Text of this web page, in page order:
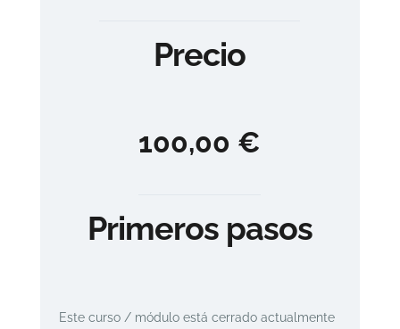
Precio
100,00 €
Primeros pasos
Este curso / módulo está cerrado actualmente